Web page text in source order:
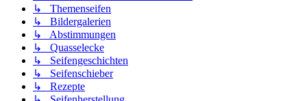
↳ Themenseifen
↳ Bildergalerien
↳ Abstimmungen
↳ Quasselecke
↳ Seifengeschichten
↳ Seifenschieber
↳ Rezepte